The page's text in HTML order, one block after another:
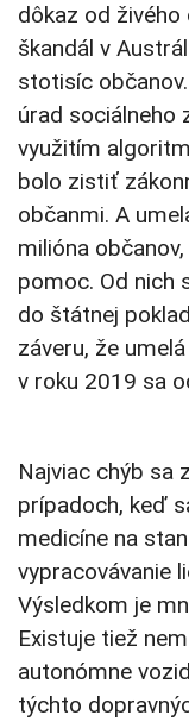
dôkaz od živého
škandál v
stotisíc
úrad sociálneho
využitím
bolo zistiť
občanmi. A
milióna
pomoc. Od nich
do štátnej
záveru, že
v roku 2019 sa
Najviac chýb sa
prípadoch, keď
medicíne na
vypracovávanie
Výsledkom je
Existuje tiež
autonómne
týchto